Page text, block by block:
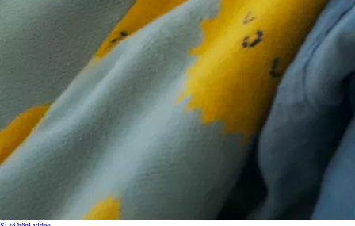
Mënyra më e shpejtë dhe më e lehtë për të kuptuar se si funksionojnë shërbimet multimedia dhe të lidhura të
Toyota-s tuaj, videot tona hap pas hapi janë pa fjalë të panevojshme dhe terminologji të komplikuar. Zbuloni
atë që dëshironi të dini, shpejt.